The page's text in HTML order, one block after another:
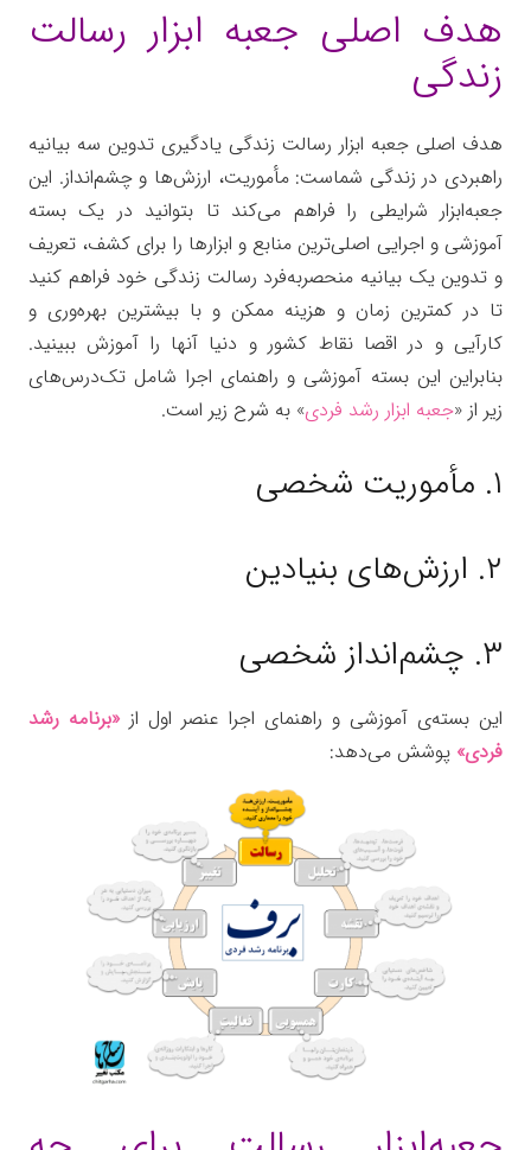
هدف اصلی جعبه ابزار رسالت
زندگی
هدف اصلی جعبه ابزار رسالت زندگی یادگیری تدوین سه بیانیه
راهبردی در زندگی شماست: مأموریت، ارزش‌ها و چشم‌انداز. این
جعبه‌ابزار شرایطی را فراهم می‌کند تا بتوانید در یک بسته
آموزشی و اجرایی اصلی‌ترین منابع و ابزارها را برای کشف، تعریف
و تدوین یک بیانیه منحصربه‌فرد رسالت زندگی خود فراهم کنید
تا در کمترین زمان و هزینه ممکن و با بیشترین بهره‌وری و
کارآیی و در اقصا نقاط کشور و دنیا آنها را آموزش ببینید.
بنابراین این بسته آموزشی و راهنمای اجرا شامل تک‌درس‌های
زیر از «جعبه ابزار رشد فردی» به شرح زیر است.
۱. مأموریت شخصی
۲. ارزش‌های بنیادین
۳. چشم‌انداز شخصی
این بسته‌ی آموزشی و راهنمای اجرا عنصر اول از «برنامه رشد
فردی» پوشش می‌دهد: